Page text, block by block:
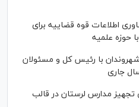
اطلاعات قوه قضاییه برای
حوزه علمیه
و ۷۶۰ نفر از شهروندان با رئیس کل و مسئولان
جاری
تجهیز مدارس لرستان در قالب